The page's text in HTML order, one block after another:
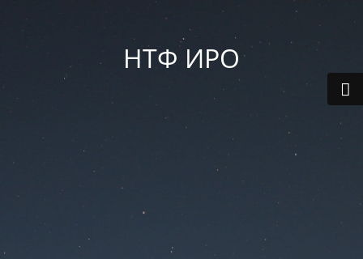
НТФ ИРО